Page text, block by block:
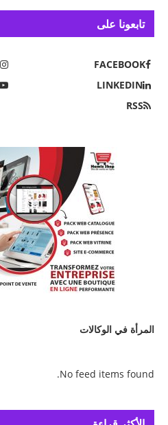
تابعونا على
FACEBOOK
LINKEDIN
RSS
المرأة في الوكالات
No feed items found.